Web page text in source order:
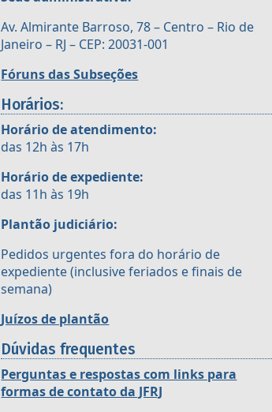
Av. Almirante Barroso, 78 – Centro – Rio de
Janeiro – RJ – CEP: 20031-001
Fóruns das Subseções
Horários:
Horário de atendimento:
das 12h às 17h
Horário de expediente:
das 11h às 19h
Plantão judiciário:
Pedidos urgentes fora do horário de
expediente (inclusive feriados e finais de
semana)
Juízos de plantão
Dúvidas frequentes
Perguntas e respostas com links para
formas de contato da JFRJ